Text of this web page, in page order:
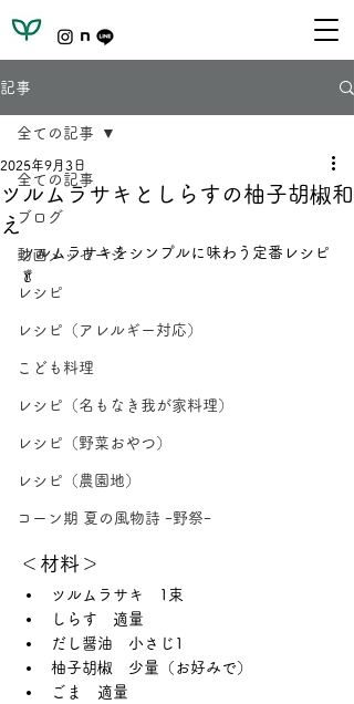
記事
全ての記事
ブログ
動画メッセージ
レシピ
レシピ（アレルギー対応）
こども料理
レシピ（名もなき我が家料理）
レシピ（野菜おやつ）
レシピ（農園地）
コーン期 夏の風物詩 ｰ野祭ｰ
全ての記事
ツルムラサキとしらすの柚子胡椒和
え
2025年9月3日
ツルムラサキをシンプルに味わう定番レシピ
🥬
＜材料＞
ツルムラサキ　1束
しらす　適量
だし醤油　小さじ1
柚子胡椒　少量（お好みで）
ごま　適量